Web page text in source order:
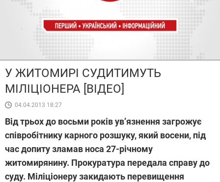
У ЖИТОМИРІ СУДИТИМУТЬ
МІЛІЦІОНЕРА [ВІДЕО]
04.04.2013 18:27
Від трьох до восьми років ув’язнення загрожує
співробітнику карного розшуку, який восени, під
час допиту зламав носа 27-річному
житомирянину. Прокуратура передала справу до
суду. Міліціонеру закидають перевищення